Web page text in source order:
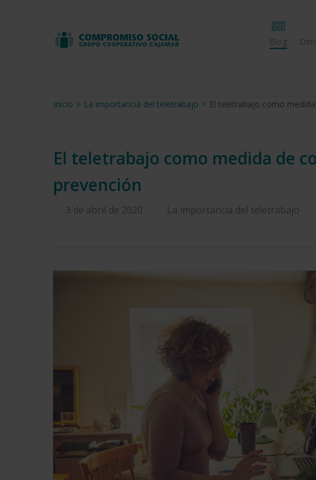
Blog
Inicio > La importancia del teletrabajo > El teletrabajo como
El teletrabajo como medida de
prevención
3 de abril de 2020 La importancia del teletrabajo